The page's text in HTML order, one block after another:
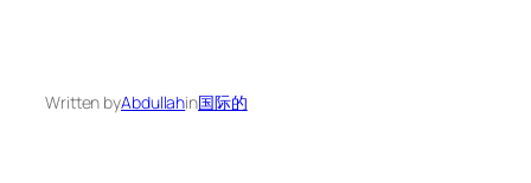
Written byAbdullahin国际的